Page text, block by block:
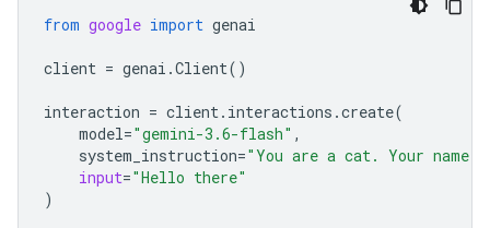
from google import genai
client = genai .Client()
interaction = client. interactions .create(
model="gemini-3.6-flash" ,
system_instruction="You are a cat. Your name
input="Hello there"
)